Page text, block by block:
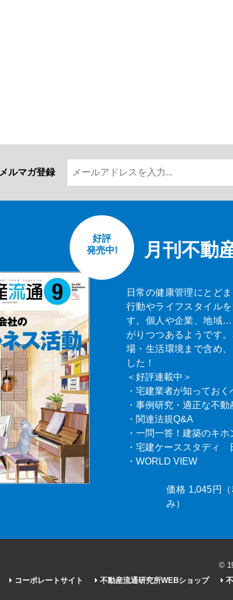
メルマガ登録
月刊不動
好評
発売中!
日常の健康管理にとど
行動やライフスタイル
す。個人や企業、地域
がりつつあるようです
場・生活環境まで含め
した！
＜好評連載中＞
・宅建業者が知ってお
・事例研究・適正な不
・関連法規Q&A
・一問一答！建築のキホ
・宅建ケーススタディ
・WORLD VIEW
価格 1,045円
み）
©
コーポレートサイト
不動産流通研究所WEBショップ